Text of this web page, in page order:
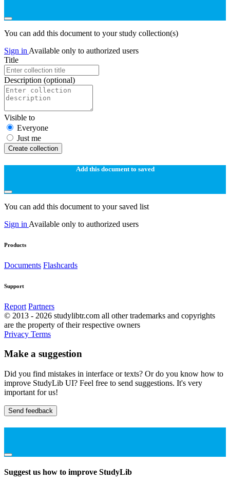
You can add this document to your study collection(s)
Sign in Available only to authorized users
Title
Description (optional)
Visible to
Everyone
Just me
Create collection
Add this document to saved
You can add this document to your saved list
Sign in Available only to authorized users
Products
Documents Flashcards
Support
Report Partners
© 2013 - 2026 studylibtr.com all other trademarks and copyrights
are the property of their respective owners
Privacy Terms
Make a suggestion
Did you find mistakes in interface or texts? Or do you know how to
improve StudyLib UI? Feel free to send suggestions. It's very
important for us!
Send feedback
Suggest us how to improve StudyLib